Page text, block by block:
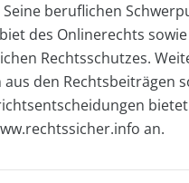
Seine beruflichen
des Onlinerechts
Rechtsschutzes.
aus den Rechtsbeiträgen
an.